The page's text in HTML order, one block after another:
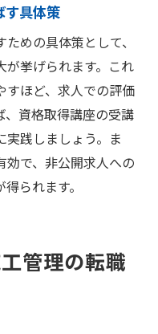
す具体策
めの具体策として、
が挙げられます。これ
すほど、求人での評価
、資格取得講座の受講
践しましょう。ま
効で、非公開求人への
られます。
管理の転職